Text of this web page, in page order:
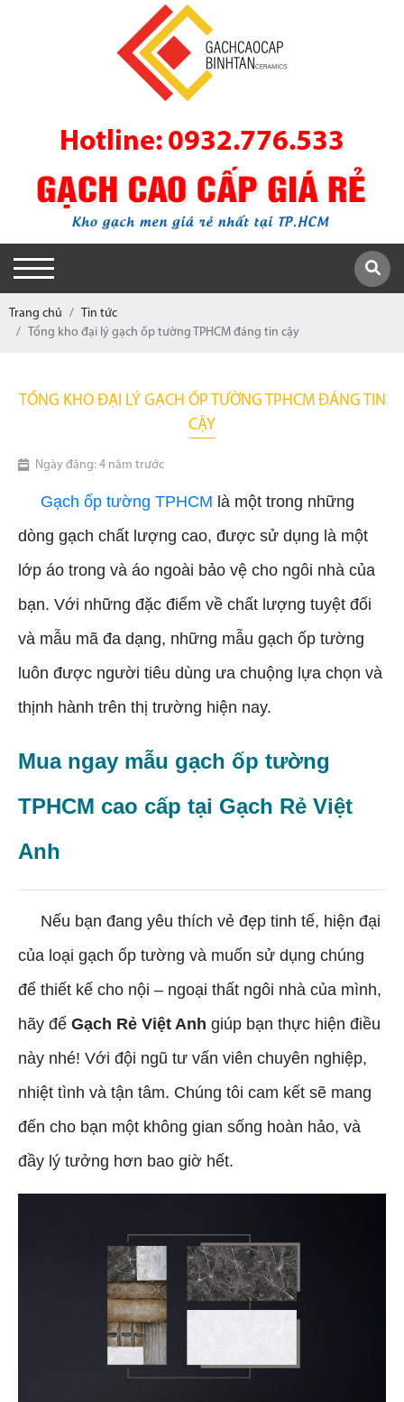
Hotline: 0932.776.533
Trang chủ
Tin tức
Tổng kho đại lý gạch ốp tường TPHCM đáng tin cậy
TỔNG KHO ĐẠI LÝ GẠCH ỐP TƯỜNG TPHCM ĐÁNG TIN
CẬY
Ngày đăng: 4 năm trước
Gạch ốp tường TPHCM là một trong những
dòng gạch chất lượng cao, được sử dụng là một
lớp áo trong và áo ngoài bảo vệ cho ngôi nhà của
bạn. Với những đặc điểm về chất lượng tuyệt đối
và mẫu mã đa dạng, những mẫu gạch ốp tường
luôn được người tiêu dùng ưa chuộng lựa chọn và
thịnh hành trên thị trường hiện nay.
Mua ngay mẫu gạch ốp tường
TPHCM cao cấp tại Gạch Rẻ Việt
Anh
Nếu bạn đang yêu thích vẻ đẹp tinh tế, hiện đại
của loại gạch ốp tường và muốn sử dụng chúng
để thiết kế cho nội – ngoại thất ngôi nhà của mình,
hãy để Gạch Rẻ Việt Anh giúp bạn thực hiện điều
này nhé! Với đội ngũ tư vấn viên chuyên nghiệp,
nhiệt tình và tận tâm. Chúng tôi cam kết sẽ mang
đến cho bạn một không gian sống hoàn hảo, và
đầy lý tưởng hơn bao giờ hết.